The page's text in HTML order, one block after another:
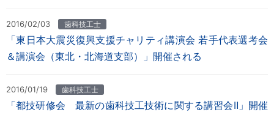
2016/02/03 歯科技工士
「東日本大震災復興支援チャリティ講演会 若手代表選考会
＆講演会（東北・北海道支部）」開催される
2016/01/19 歯科技工士
「都技研修会 最新の歯科技工技術に関する講習会Ⅱ」開催